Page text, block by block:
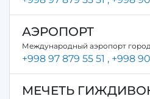
АЭРОПОРТ
Международный аэропорт
+998 97 879 55 51 , +998
МЕЧЕТЬ